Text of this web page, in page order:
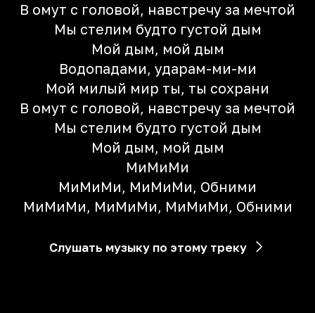
В омут с головой, навстречу за мечтой
Мы стелим будто густой дым
Мой дым, мой дым
Водопадами, ударам-ми-ми
Мой милый мир ты, ты сохрани
В омут с головой, навстречу за мечтой
Мы стелим будто густой дым
Мой дым, мой дым
МиMиMи
МиMиMи, МиMиMи, Обними
МиMиMи, МиMиMи, МиMиMи, Обними
Слушать музыку по этому треку